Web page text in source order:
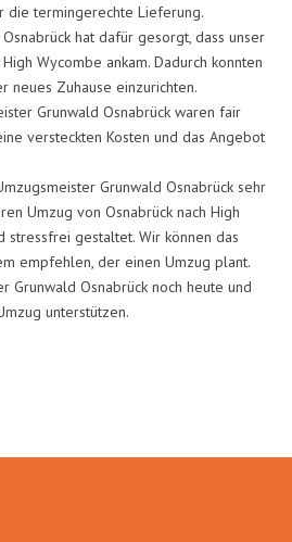
die termingerechte Lieferung.
hat dafür gesorgt, dass unser
Wycombe ankam. Dadurch konnten
neues Zuhause einzurichten.
Grunwald Osnabrück waren fair
versteckten Kosten und das Angebot
Grunwald Osnabrück sehr
Umzug von Osnabrück nach High
stressfrei gestaltet. Wir können das
empfehlen, der einen Umzug plant.
Grunwald Osnabrück noch heute und
unterstützen.